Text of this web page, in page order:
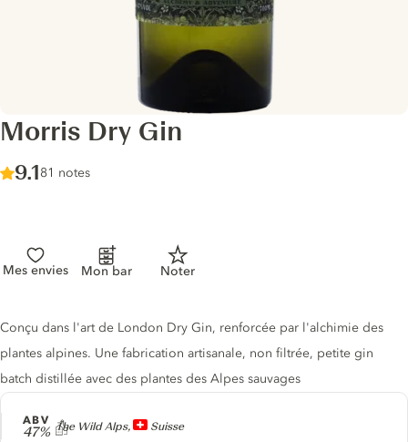
Morris Dry Gin
Score :
9.1/ 10
81 notes
Mes envies Mon bar Noter
Producteur
The Wild Alps, Suisse
ABV
47%
Description du gin
Conçu dans l'art de London Dry Gin, renforcée par l'alchimie des
plantes alpines. Une fabrication artisanale, non filtrée, petite gin
batch distillée avec des plantes des Alpes sauvages